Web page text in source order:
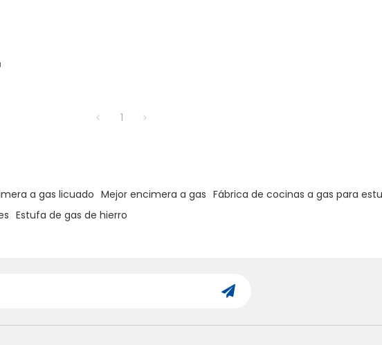
1
a gas licuado Mejor encimera a gas Fábrica de cocinas a gas para
Estufa de gas de hierro